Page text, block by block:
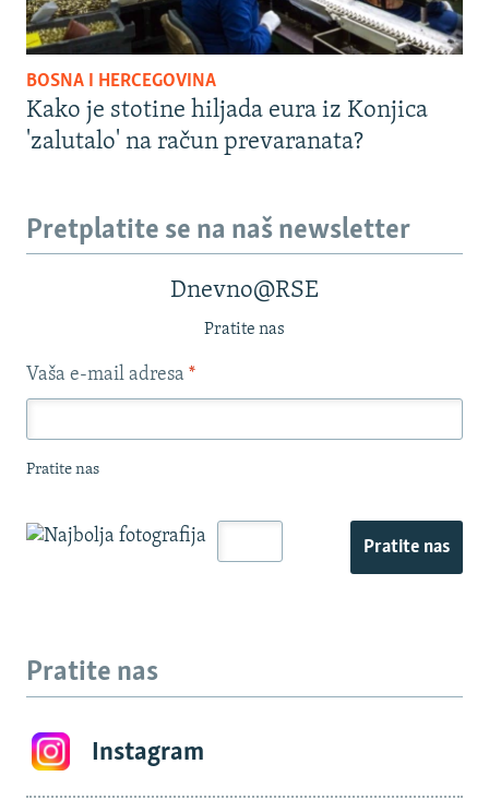
BOSNA I HERCEGOVINA
Kako je stotine hiljada eura iz Konjica
'zalutalo' na račun prevaranata?
Pretplatite se na naš newsletter
Dnevno@RSE
Pratite nas
Vaša e-mail adresa *
Pratite nas
Pratite nas
Pratite nas
Instagram